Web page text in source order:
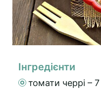
Інгредієнти
томати черрі –